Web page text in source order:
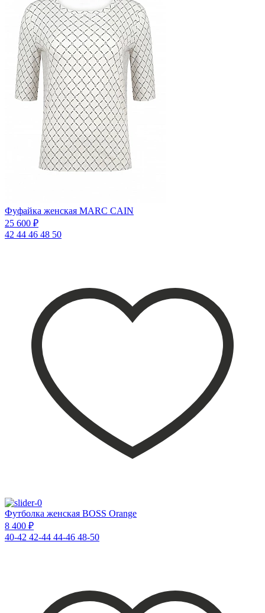
Фуфайка женская MARC CAIN
25 600 ₽
42 44 46 48 50
Футболка женская BOSS Orange
8 400 ₽
40-42 42-44 44-46 48-50